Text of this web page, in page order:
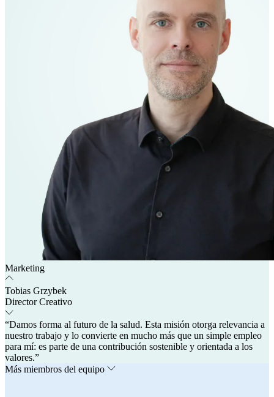
Marketing
Tobias Grzybek
Director Creativo
“Damos forma al futuro de la salud. Esta misión otorga relevancia a
nuestro trabajo y lo convierte en mucho más que un simple empleo
para mí: es parte de una contribución sostenible y orientada a los
valores.”
Más miembros del equipo